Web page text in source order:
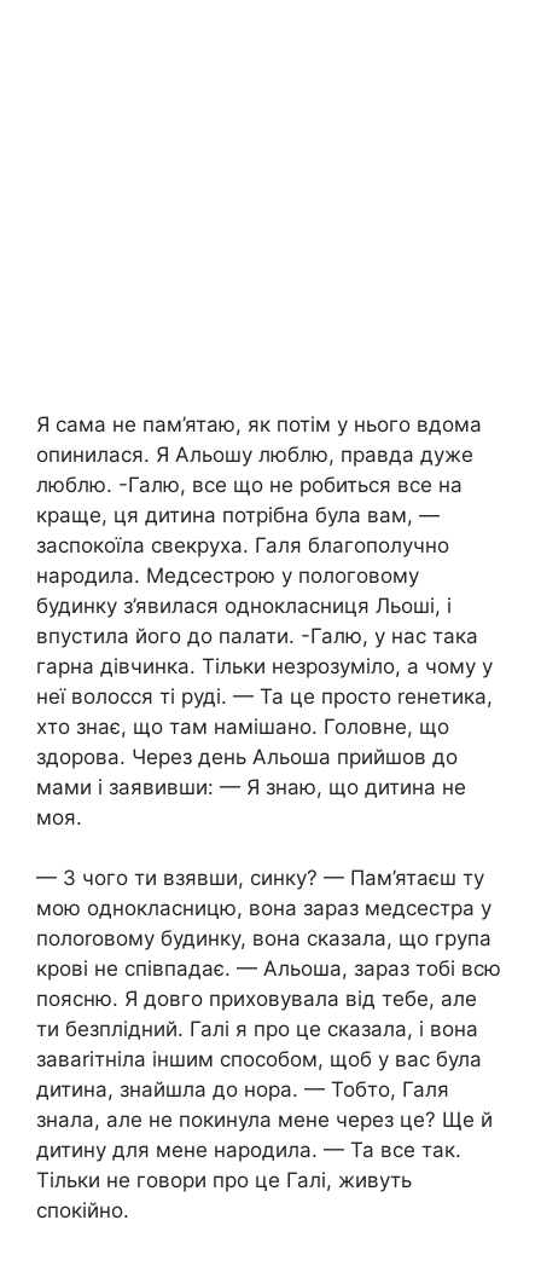
Я сама не пам’ятаю, як потім у нього вдома
опинилася. Я Альошу люблю, правда дуже
люблю. -Галю, все що не робиться все на
краще, ця дитина потрібна була вам, —
заспокоїла свекруха. Галя благополучно
народила. Медсестрою у пологовому
будинку з’явилася однокласниця Льоші, і
впустила його до палати. -Галю, у нас така
гарна дівчинка. Тільки незрозуміло, а чому у
неї волосся ті руді. — Та це просто rенетика,
хто знає, що там намішано. Головне, що
здорова. Через день Альоша прийшов до
мами і заявивши: — Я знаю, що дитина не
моя.
— З чого ти взявши, синку? — Пам’ятаєш ту
мою однокласницю, вона зараз медсестра у
полоrовому будинку, вона сказала, що група
кpові не співпадає. — Альоша, зараз тобі всю
поясню. Я довго приховувала від тебе, але
ти безплiдний. Галі я про це сказала, і вона
заваrітніла іншим способом, щоб у вас була
дитина, знайшла до нора. — Тобто, Галя
знала, але не покинула мене через це? Ще й
дитину для мене наpoдила. — Та все так.
Тільки не говори про це Галі, живуть
спокійно.